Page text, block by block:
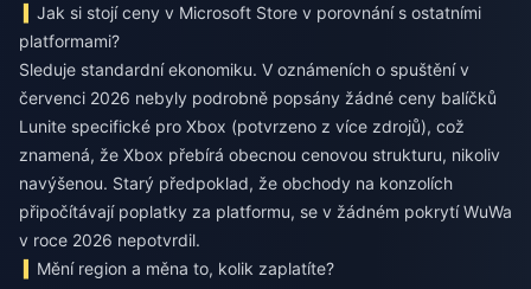
Jak si stojí ceny v Microsoft Store v porovnání s ostatními
platformami?
Sleduje standardní ekonomiku. V oznámeních o spuštění v
červenci 2026 nebyly podrobně popsány žádné ceny balíčků
Lunite specifické pro Xbox (potvrzeno z více zdrojů), což
znamená, že Xbox přebírá obecnou cenovou strukturu, nikoliv
navýšenou. Starý předpoklad, že obchody na konzolích
připočítávají poplatky za platformu, se v žádném pokrytí WuWa
v roce 2026 nepotvrdil.
Mění region a měna to, kolik zaplatíte?